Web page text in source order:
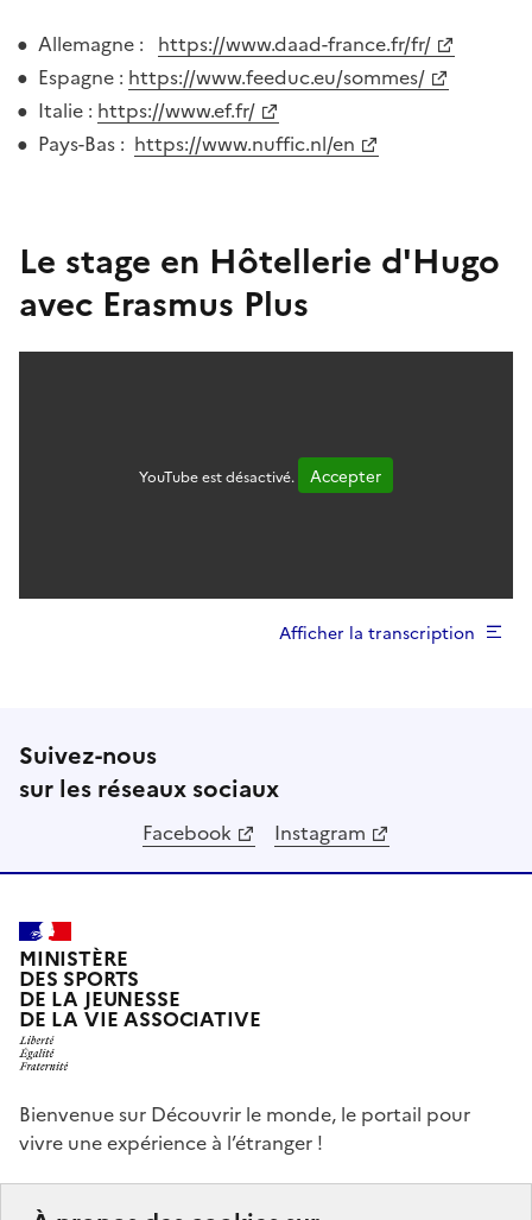
Allemagne : https://www.daad-france.fr/fr/
Espagne : https://www.feeduc.eu/sommes/
Italie : https://www.ef.fr/
Pays-Bas : https://www.nuffic.nl/en
Le stage en Hôtellerie d'Hugo
avec Erasmus Plus
YouTube est désactivé. Accepter
Afficher la transcription
Suivez-nous
sur les réseaux sociaux
Facebook Instagram
MINISTÈRE
DES SPORTS
DE LA JEUNESSE
DE LA VIE ASSOCIATIVE
Bienvenue sur Découvrir le monde, le portail pour
vivre une expérience à l’étranger !